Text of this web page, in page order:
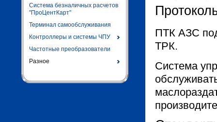
Система безналичных расчетов
"ПроЦентКарт"
Терминал самообслуживания
Контроллеры и системы ЧПУ
Частотные преобразователи
Разное
ПТК АЗС
ТРК.
Система